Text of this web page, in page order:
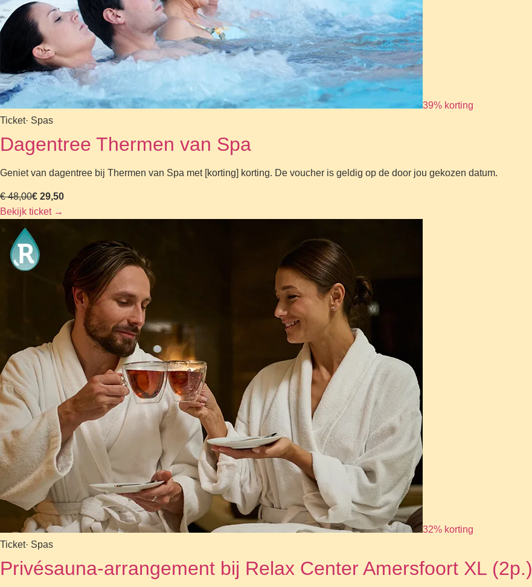
39% korting
Ticket· Spas
Dagentree Thermen van Spa
Geniet van dagentree bij Thermen van Spa met [korting] korting. De voucher is geldig op de door jou gekozen datum.
€ 48,00€ 29,50
Bekijk ticket →
32% korting
Ticket· Spas
Privésauna-arrangement bij Relax Center Amersfoort XL (2p.)